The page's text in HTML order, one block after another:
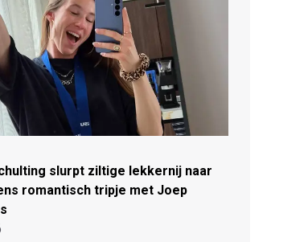
slurpt ziltige lekkernij naar
romantisch tripje met Joep